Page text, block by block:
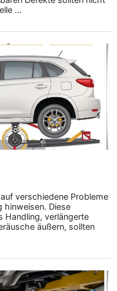
...
verschiedene Probleme
hinweisen. Diese
Handling, verlängerte
äußern, sollten